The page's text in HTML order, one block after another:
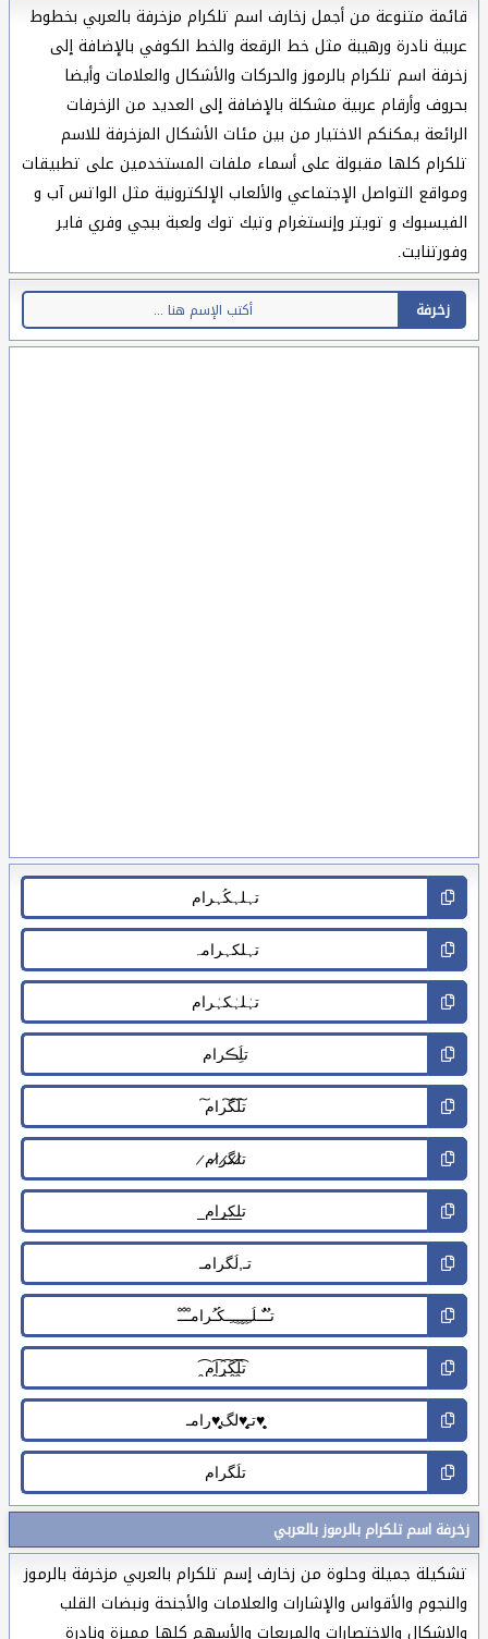
قائمة متنوعة من أجمل زخارف اسم تلكرام مزخرفة بالعربي بخطوط
عربية نادرة ورهيبة مثل خط الرقعة والخط الكوفي بالإضافة إلى
زخرفة اسم تلكرام بالرموز والحركات والأشكال والعلامات وأيضا
بحروف وأرقام عربية مشكلة بالإضافة إلى العديد من الزخرفات
الرائعة يمكنكم الاختيار من بين مئات الأشكال المزخرفة للاسم
تلكرام كلها مقبولة على أسماء ملفات المستخدمين على تطبيقات
ومواقع التواصل الإجتماعي والألعاب الإلكترونية مثل الواتس آب و
الفيسبوك و تويتر وإنستغرام وتيك توك ولعبة ببجي وفري فاير
وفورتنايت.
زخرفة
زخرفة اسم تلكرام بالرموز بالعربي
تشكيلة جميلة وحلوة من زخارف إسم تلكرام بالعربي مزخرفة بالرموز
والنجوم والأقواس والإشارات والعلامات والأجنحة ونبضات القلب
والاشكال والاختصارات والمربعات والأسهم كلها مميزة ونادرة